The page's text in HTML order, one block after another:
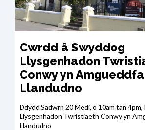
Cwrdd â Swyddog
Llysgenhadon
Conwy yn
Llandudno
Ddydd Sadwrn 20 Medi, o 10am tan
Llysgenhadon Twristiaeth Conwy yn
Llandudno